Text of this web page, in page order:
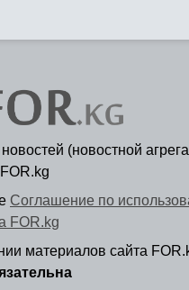
(новостной
Соглашение по
FOR.kg
материалов сайта